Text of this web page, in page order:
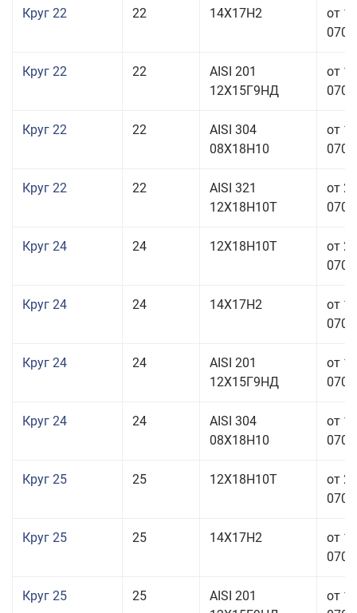
Круг 22 22 14Х17Н2
от
Круг 22 22
AISI 201
12Х15Г9НД
от
Круг 22 22
AISI 304
08Х18Н10
от
Круг 22 22
AISI 321
12Х18Н10Т
от
Круг 24 24 12Х18Н10Т
от
Круг 24 24 14Х17Н2
от
Круг 24 24
AISI 201
12Х15Г9НД
от
Круг 24 24
AISI 304
08Х18Н10
от
Круг 25 25 12Х18Н10Т
от
Круг 25 25 14Х17Н2
от
Круг 25 25
AISI 201
от